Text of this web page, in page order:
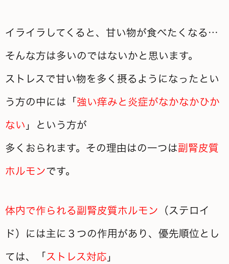
イライラしてくると、甘い物が食べたくなる…
そんな方は多いのではないかと思います。
ストレスで甘い物を多く摂るようになったとい
う方の中には「 強い痒みと炎症がなかなかひか
ない 」という方が
多くおられます。その理由はの一つは副腎皮質
ホルモンです。
体内で作られる副腎皮質ホルモン （ステロイ
ド）には主に３つの作用があり、優先順位とし
ては、「 ストレス対応 」